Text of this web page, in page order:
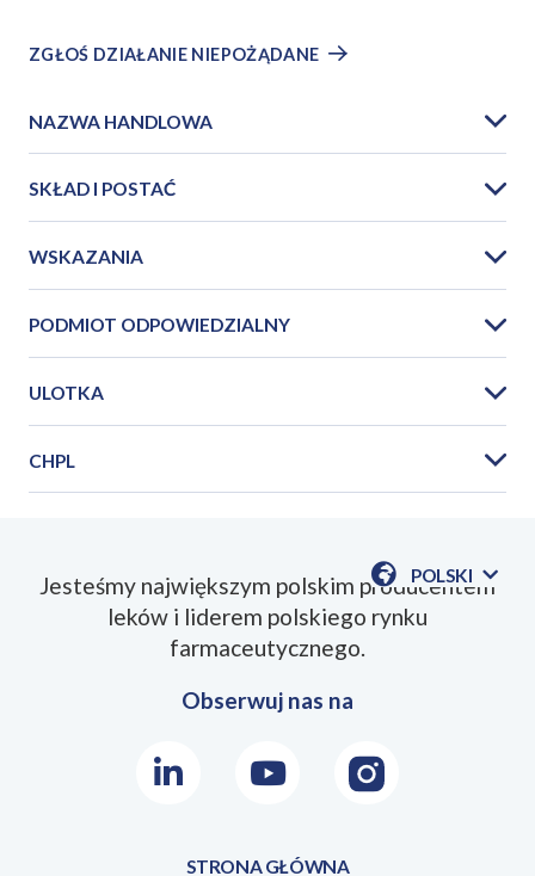
ZGŁOŚ DZIAŁANIE NIEPOŻĄDANE
NAZWA HANDLOWA
SKŁAD I POSTAĆ
WSKAZANIA
PODMIOT ODPOWIEDZIALNY
ULOTKA
CHPL
SmPC_Metafen_2025_03PL.pdf
POLSKI
POKAŻ
Jesteśmy największym polskim producentem
leków i liderem polskiego rynku
farmaceutycznego.
Obserwuj nas na
LinkedInYoutubeInstagram
STRONA GŁÓWNA